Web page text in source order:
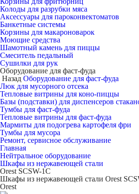
Колоды для разрубки мяса
Аксессуары для пароконвектоматов
Банкетные системы
Корзины для макароноварок
Моющие средства
Шамотный камень для пиццы
Смеситель педальный
Сушилки для рук
Оборудование для фаст-фуда
Назад Оборудование для фаст-фуда
Люк для мусорного отсека
Тепловые витрины для коно-пиццы
Базы (подставки) для диспенсеров
Тумбы для фаст-фуда
Тепловые витрины для фаст-фуда
Мармиты для подогрева картофеля фри
Тумбы для мусора
Ремонт, сервисное обслуживание
Главная
Нейтральное оборудование
Шкафы из нержавеющей стали
Orest SCSW-1С
Шкафы из нержавеющей стали Orest
Orest